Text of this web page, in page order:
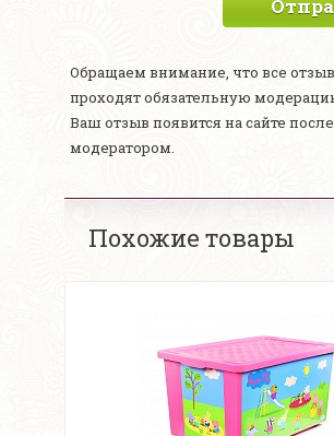
Обращаем внимание, что все
проходят обязательную
Ваш отзыв появится на сайте
модератором.
Похожие товары